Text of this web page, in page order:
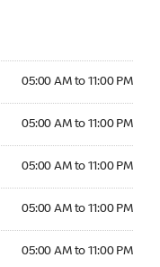
05:00 AM to 11:00 PM
05:00 AM to 11:00 PM
05:00 AM to 11:00 PM
05:00 AM to 11:00 PM
05:00 AM to 11:00 PM